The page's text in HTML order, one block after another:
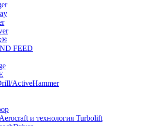
FEED
ActiveHammer
и технология Turbolift